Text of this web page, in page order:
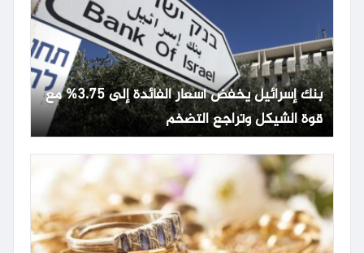
بنك إسرائيل يخفض أسعار الفائدة إلى 3.75% مع
قوة الشيكل وتراجع التضخم